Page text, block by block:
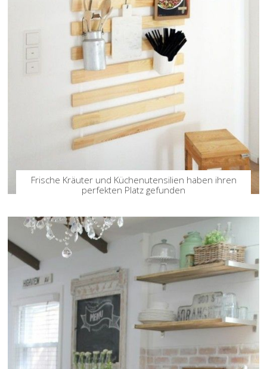
Frische Kräuter und Küchenutensilien haben ihren
perfekten Platz gefunden